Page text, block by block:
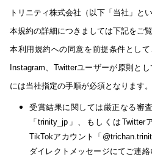
トリニティ株式会社（以下「当社」と
本規約の詳細につきましては下記をご
本利用規約への同意を前提条件として
Instagram、Twitterユーザーが原則と
には当社指定の手順が必須となります。
受賞結果に関しては厳正なる審
「trinity_jp」、もしくはTwitter
TikTokアカウント「
ダイレクトメッセージにてご連